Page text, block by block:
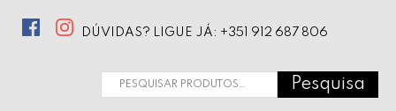
DÚVIDAS? LIGUE JÁ: +351 912 687 806
Pesquisar
Pesquisa